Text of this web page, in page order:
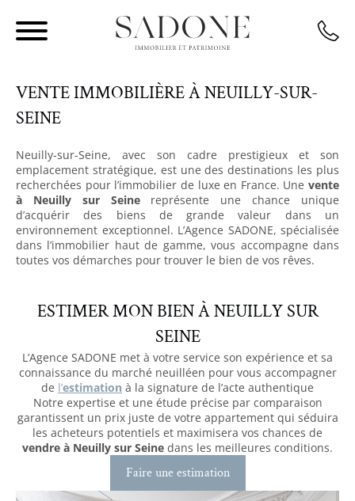
VENTE IMMOBILIÈRE À NEUILLY-SUR-
SEINE
Neuilly-sur-Seine, avec son cadre prestigieux et son
emplacement stratégique, est une des destinations les plus
recherchées pour l’immobilier de luxe en France. Une vente
à Neuilly sur Seinereprésente une chance unique
d’acquérir des biens de grande valeur dans un
environnement exceptionnel. L’Agence SADONE, spécialisée
dans l’immobilier haut de gamme, vous accompagne dans
toutes vos démarches pour trouver le bien de vos rêves.
ESTIMER MON BIEN À NEUILLY SUR
SEINE
L’Agence SADONE met à votre service son expérience et sa
connaissance du marché neuilléen pour vous accompagner
de l’estimation à la signature de l’acte authentique
Notre expertise et une étude précise par comparaison
garantissent un prix juste de votre appartement qui séduira
les acheteurs potentiels et maximisera vos chances de
vendre à Neuilly sur Seine dans les meilleures conditions.
Faire une estimation